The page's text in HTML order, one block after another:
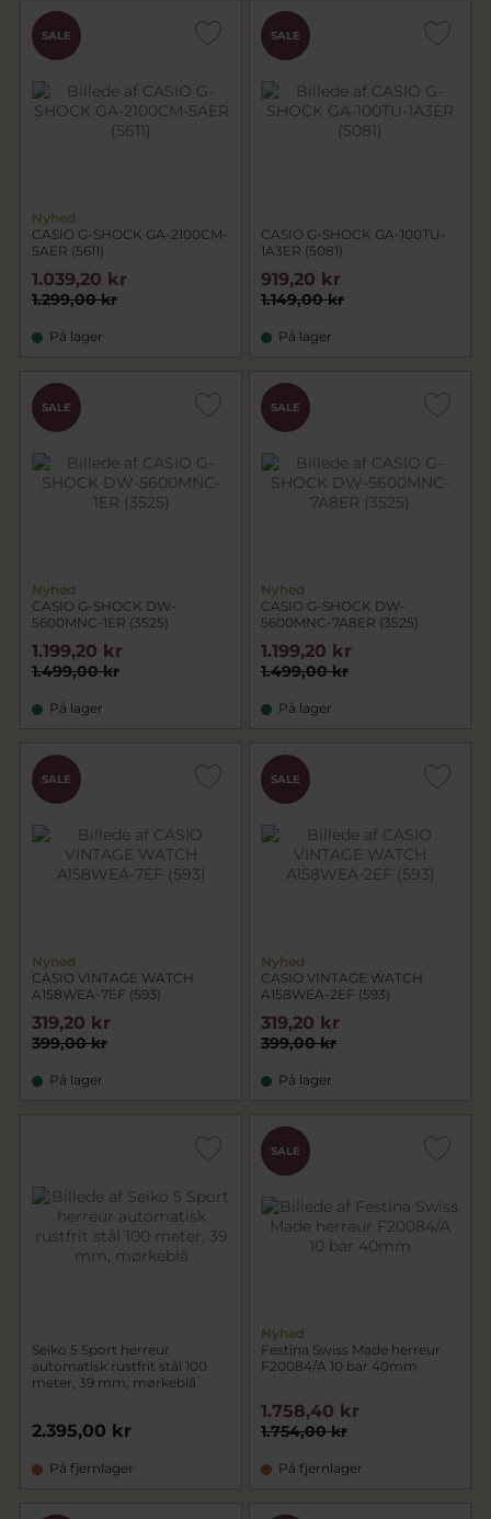
SALE
Nyhed
CASIO G-SHOCK GA-2100CM-
5AER (5611)
1.299,00 kr
1.039,20 kr
På lager
SALE
CASIO G-SHOCK GA-100TU-
1A3ER (5081)
1.149,00 kr
919,20 kr
På lager
SALE
Nyhed
CASIO G-SHOCK DW-
5600MNC-1ER (3525)
1.499,00 kr
1.199,20 kr
På lager
SALE
Nyhed
CASIO G-SHOCK DW-
5600MNC-7A8ER (3525)
1.499,00 kr
1.199,20 kr
På lager
SALE
Nyhed
CASIO VINTAGE WATCH
A158WEA-7EF (593)
399,00 kr
319,20 kr
På lager
SALE
Nyhed
CASIO VINTAGE WATCH
A158WEA-2EF (593)
399,00 kr
319,20 kr
På lager
Seiko 5 Sport herreur
automatisk rustfrit stål 100
meter, 39 mm, mørkeblå
2.395,00 kr
På fjernlager
PRIS
SALE
Nyhed
Festina Swiss Made herreur
F20084/A 10 bar 40mm
1.754,00 kr
1.758,40 kr
På fjernlager